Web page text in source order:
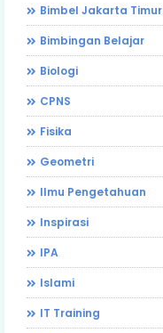
Bimbel Jakarta Timur
Bimbingan Belajar
Biologi
CPNS
Fisika
Geometri
Ilmu Pengetahuan
Inspirasi
IPA
Islami
IT Training